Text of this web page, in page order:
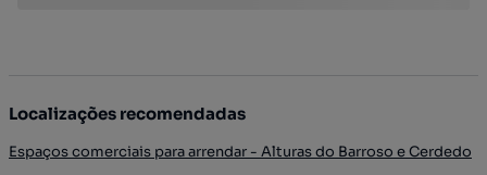
Localizações recomendadas
Espaços comerciais para arrendar - Alturas do Barroso e Cerdedo